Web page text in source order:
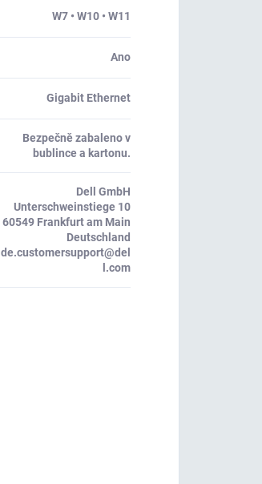
W7 • W10 • W11
Ano
Gigabit Ethernet
Bezpečně zabaleno v
bublince a kartonu.
Dell GmbH
Unterschweinstiege 10
60549 Frankfurt am Main
Deutschland
de.customersupport@del
l.com